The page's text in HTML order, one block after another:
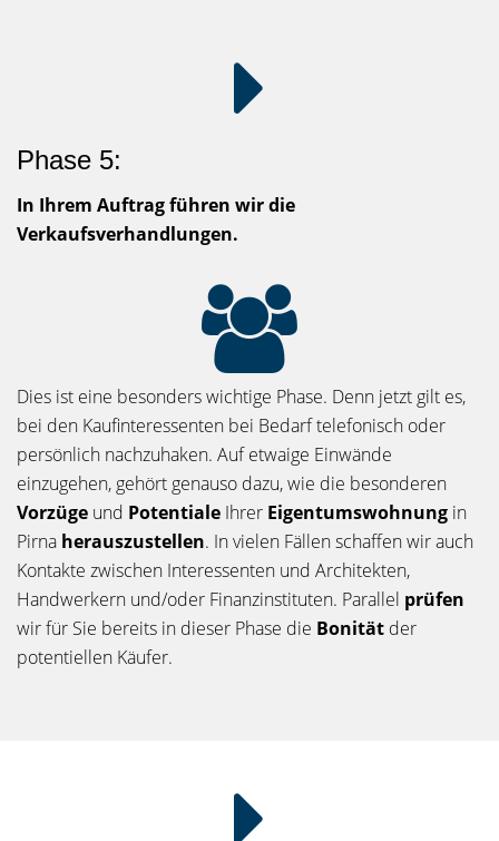
Phase 5:
In Ihrem Auftrag führen wir die
Verkaufsverhandlungen.
Dies ist eine besonders wichtige Phase. Denn jetzt gilt es,
bei den Kaufinteressenten bei Bedarf telefonisch oder
persönlich nachzuhaken. Auf etwaige Einwände
einzugehen, gehört genauso dazu, wie die besonderen
Vorzüge und Potentiale Ihrer Eigentumswohnung in
Pirna herauszustellen. In vielen Fällen schaffen wir auch
Kontakte zwischen Interessenten und Architekten,
Handwerkern und/oder Finanzinstituten. Parallel prüfen
wir für Sie bereits in dieser Phase die Bonität der
potentiellen Käufer.